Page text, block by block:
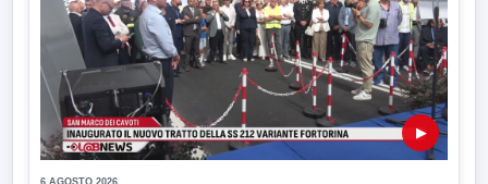
▶
6 AGOSTO 2026